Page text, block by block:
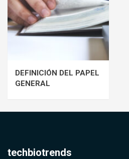
DEFINICIÓN DEL PAPEL
GENERAL
techbiotrends